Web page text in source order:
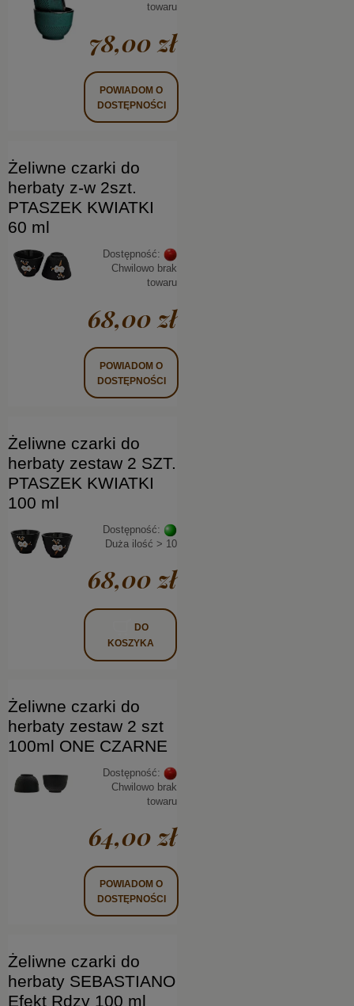
towaru
78,00 zł
POWIADOM O
DOSTĘPNOŚCI
Żeliwne czarki do
herbaty z-w 2szt.
PTASZEK KWIATKI
60 ml
Dostępność:
Chwilowo brak
towaru
68,00 zł
POWIADOM O
DOSTĘPNOŚCI
Żeliwne czarki do
herbaty zestaw 2 SZT.
PTASZEK KWIATKI
100 ml
Dostępność:
Duża ilość > 10
68,00 zł
DO
KOSZYKA
Żeliwne czarki do
herbaty zestaw 2 szt
100ml ONE CZARNE
Dostępność:
Chwilowo brak
towaru
64,00 zł
POWIADOM O
DOSTĘPNOŚCI
Żeliwne czarki do
herbaty SEBASTIANO
Efekt Rdzy 100 ml